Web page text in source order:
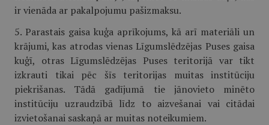
ir vienāda ar pakalpojumu pašizmaksu.
5. Parastais gaisa kuģa aprīkojums, kā arī materiāli un
krājumi, kas atrodas vienas Līgumslēdzējas Puses gaisa
kuģī, otras Līgumslēdzējas Puses teritorijā var tikt
izkrauti tikai pēc šīs teritorijas muitas institūciju
piekrišanas. Tādā gadījumā tie jānovieto minēto
institūciju uzraudzībā līdz to aizvešanai vai citādai
izvietošanai saskaņā ar muitas noteikumiem.